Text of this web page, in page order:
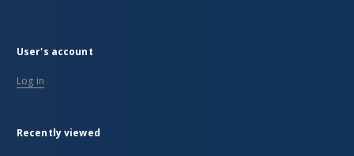
User's account
Log in
Recently viewed